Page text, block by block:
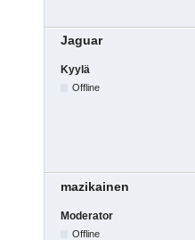
Jaguar
Kyylä
Offline
mazikainen
Moderator
Offline